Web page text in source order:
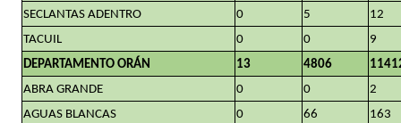
SECLANTAS ADENTRO 0 5
12
TACUIL
0 0
9
DEPARTAMENTO ORÁN
13 4806
ABRA GRANDE
0 0
2
AGUAS BLANCAS
0 66
163